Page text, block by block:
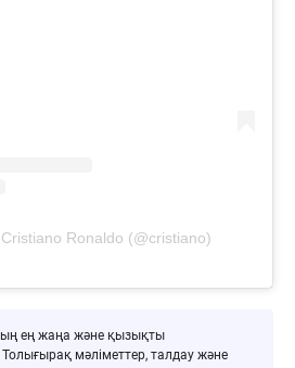
Ronaldo (@cristiano)
ең жаңа және қызықты
мәліметтер, талдау және